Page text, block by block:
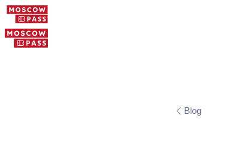
Blog